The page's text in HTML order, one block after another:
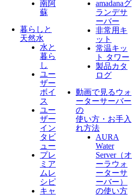
南阿
蘇
暮らしと
天然水
水と
暮ら
し
ユー
ザー
ボイ
ス
ユー
ザー
イン
タビ
ュー
プレ
ミア
ムレ
シピ
キャ
amadanaグ
ランデサ
ーバー
非常用キ
ット
常温キッ
ト タワー
製品カタ
ログ
動画で見るウォ
ーターサーバー
の
使い方・お手入
れ方法
AURA
Water
Server​（オ
ーラウォ
ーターサ
ーバー）
の使い方